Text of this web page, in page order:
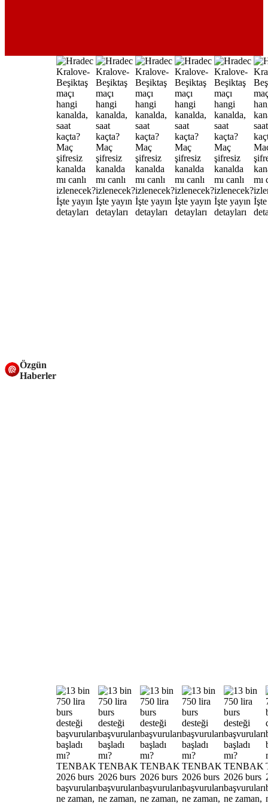
Özgün
Haberler